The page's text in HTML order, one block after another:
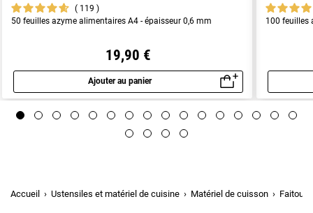
119
50 feuilles azyme alimentaires A4 - épaisseur 0,6 mm
19,90 €
Ajouter au panier
Aperçu rapide
100 feuilles
Accueil Ustensiles et matériel de cuisine Matériel de cuisson